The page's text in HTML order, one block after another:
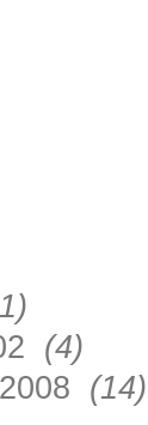
(4)
(14)